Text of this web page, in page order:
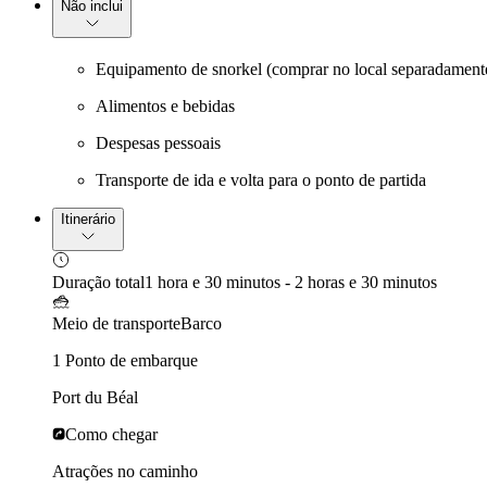
Não inclui
Equipamento de snorkel (comprar no local
Alimentos e bebidas
Despesas pessoais
Transporte de ida e volta para o ponto de partida
Itinerário
Duração total1 hora e 30 minutos - 2 horas e 30 minutos
Meio de transporteBarco
1 Ponto de embarque
Port du Béal
Como chegar
Atrações no caminho